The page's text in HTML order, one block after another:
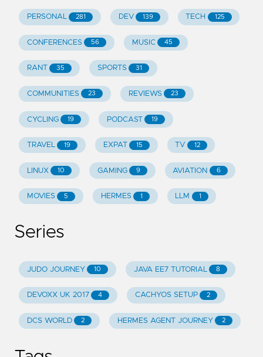
PERSONAL 281 DEV 139 TECH 125
CONFERENCES 56 MUSIC 45
RANT 35 SPORTS 31
COMMUNITIES 23 REVIEWS 23
CYCLING 19 PODCAST 19
TRAVEL 19 EXPAT 15 TV 12
LINUX 10 GAMING 9 AVIATION 6
MOVIES 5 HERMES 1 LLM 1
Series
JUDO JOURNEY 10 JAVA EE7 TUTORIAL 8
DEVOXX UK 2017 4 CACHYOS SETUP 2
DCS WORLD 2 HERMES AGENT JOURNEY 2